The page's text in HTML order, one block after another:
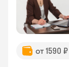
от 1590